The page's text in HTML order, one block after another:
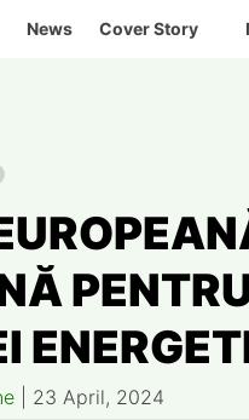
News Cover Story
23 April, 2024